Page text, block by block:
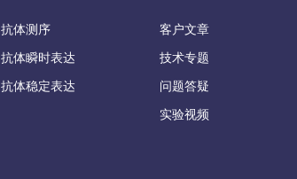
抗体测序
抗体瞬时表达
抗体稳定表达
客户文章
技术专题
问题答疑
实验视频